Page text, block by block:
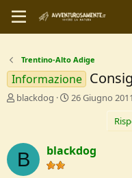
Trentino-Alto Adige
Informazione
C
t
o
r
blackdog
D
d
i
26 Giugno 2011
B blackdog